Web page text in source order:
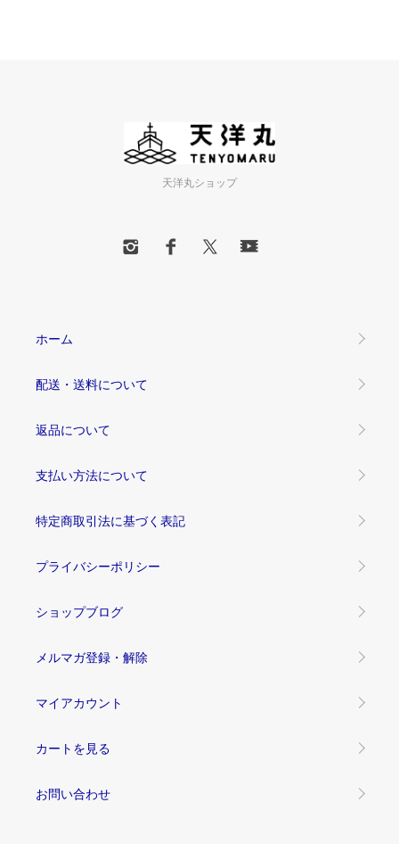
天洋丸ショップ
ホーム
配送・送料について
返品について
支払い方法について
特定商取引法に基づく表記
プライバシーポリシー
ショップブログ
メルマガ登録・解除
マイアカウント
カートを見る
お問い合わせ